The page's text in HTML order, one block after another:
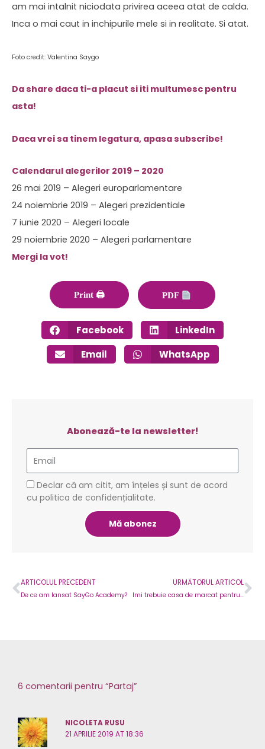
am mai intalnit niciodata privirea aceea atat de calda.
Inca o mai caut in inchipurile mele si in realitate. Si atat.
Foto credit: Valentina Saygo
Da share daca ti-a placut si iti multumesc pentru
asta!
Daca vrei sa tinem legatura, apasa subscribe!
Calendarul alegerilor 2019 – 2020
26 mai 2019 – Alegeri europarlamentare
24 noiembrie 2019 – Alegeri prezidentiale
7 iunie 2020 – Alegeri locale
29 noiembrie 2020 – Alegeri parlamentare
Mergi la vot!
Print 🖨 PDF
Facebook
LinkedIn
Email
WhatsApp
Abonează-te la newsletter!
GDPRDeclar că am citit, am înțeles și sunt de acord
cu politica de confidențialitate.
Mă abonez
Prev
ARTICOLUL PRECEDENT
De ce am lansat SayGo Academy?
URMĂTORUL ARTICOL
Imi trebuie casa de marcat pentru afacerea mea?
6 comentarii pentru “Partaj”
NICOLETA RUSU
21 APRILIE 2019 AT 18:36